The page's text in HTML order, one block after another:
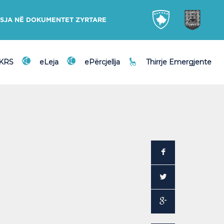
NË DOKUMENTET ZYRTARE
eLeja ePërcjellja Thirrje Emergjente